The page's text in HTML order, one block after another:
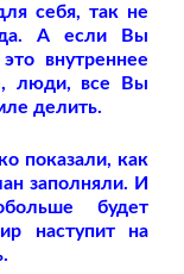
себя, так не
А если Вы
внутреннее
люди, все Вы
делить.
показали, как
заполняли. И
будет
наступит на